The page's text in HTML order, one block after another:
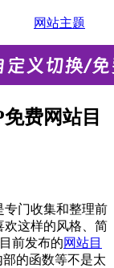
网站主题
费网站目
专门收集和整理前
欢这样的风格、简
前发布的网站目
的函数等不是太